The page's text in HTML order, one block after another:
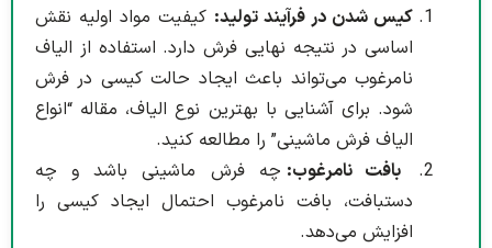
کیس شدن در فرآیند تولید: کیفیت مواد اولیه نقش
اساسی در نتیجه نهایی فرش دارد. استفاده از الیاف
نامرغوب می‌تواند باعث ایجاد حالت کیسی در فرش
شود. برای آشنایی با بهترین نوع الیاف، مقاله “انواع
الیاف فرش ماشینی” را مطالعه کنید.
بافت نامرغوب: چه فرش ماشینی باشد و چه
دستبافت، بافت نامرغوب احتمال ایجاد کیسی را
افزایش می‌دهد.